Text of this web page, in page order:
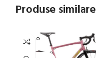
Produse similare
SOLD O
UT